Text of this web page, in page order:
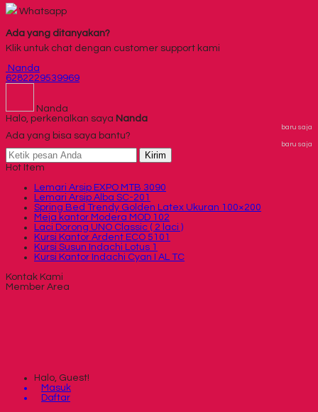
Whatsapp
Ada yang ditanyakan?
Klik untuk chat dengan customer support kami
Nanda
6282229539969
Nanda
Halo, perkenalkan saya Nanda
baru saja
Ada yang bisa saya bantu?
baru saja
Kirim
Hot Item
Lemari Arsip EXPO MTB 3090
Lemari Arsip Alba SC-201
Spring Bed Trendy Golden Latex Ukuran 100×200
Meja kantor Modera MOD 102
Laci Dorong UNO Classic ( 2 laci )
Kursi Kantor Ardent ECO 5101
Kursi Susun Indachi Lotus 1
Kursi Kantor Indachi Cyan I AL TC
Kontak Kami
Member Area
Halo, Guest!
Masuk
Daftar